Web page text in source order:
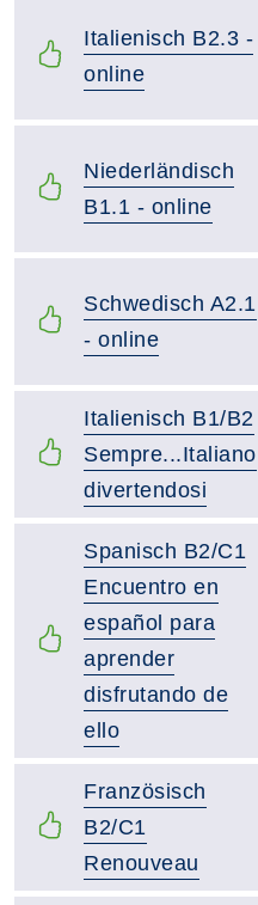
Italienisch B2.3 -
online
Niederländisch
B1.1 - online
Schwedisch A2.1
- online
Italienisch B1/B2
Sempre...Italiano
divertendosi
Spanisch B2/C1
Encuentro en
español para
aprender
disfrutando de
ello
Französisch
B2/C1
Renouveau